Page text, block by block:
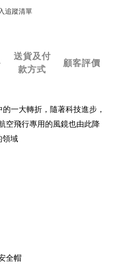
追蹤清單
送貨及付
款方式
顧客評價
一大轉折，隨著科技進步，
空飛行專用的風鏡也由此降
領域
全帽